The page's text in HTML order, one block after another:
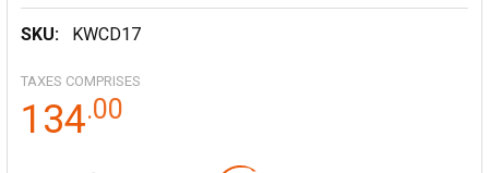
SKU: KWCD17
TAXES COMPRISES
134.00